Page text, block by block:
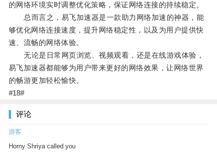
的网络环境实时调整优化策略，保证网络连接的持续稳定。
总而言之，易飞加速器是一款助力网络加速的神器，能
够优化网络连接速度，提升网络稳定性，以及为用户提供快
速、流畅的网络体验。
无论是日常网页浏览、视频观看，还是在线游戏体验，
易飞加速器都能够为用户带来更好的网络效果，让网络世界
的畅游更加轻松愉快。
#18#
评论
游客
Horny Shriya called you